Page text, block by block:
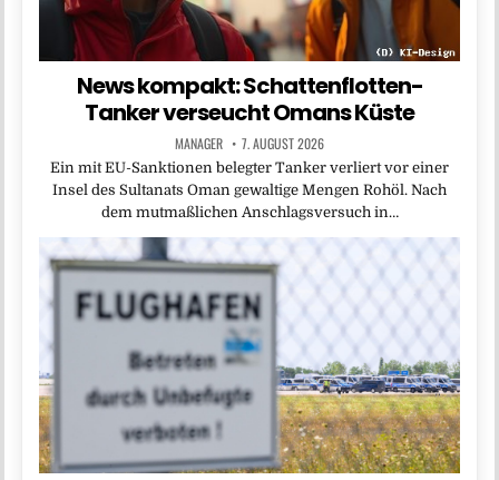
News kompakt: Schattenflotten-
Tanker verseucht Omans Küste
MANAGER 7. AUGUST 2026
Ein mit EU-Sanktionen belegter Tanker verliert vor einer
Insel des Sultanats Oman gewaltige Mengen Rohöl. Nach
dem mutmaßlichen Anschlagsversuch in…